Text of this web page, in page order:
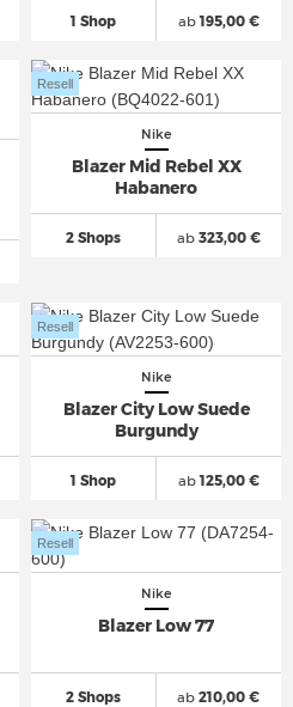
1 Shop ab195,00 €
Nike
Blazer Mid Rebel XX
Habanero
2 Shops
Resell
ab323,00 €
Nike
Blazer City Low Suede
Burgundy
1 Shop
Resell
ab125,00 €
Nike
Blazer Low 77
2 Shops
Resell
ab 210,00 €